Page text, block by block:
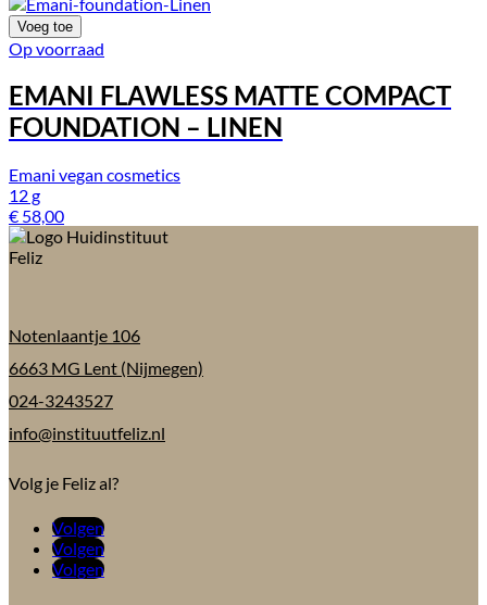
Voeg toe
Op voorraad
EMANI FLAWLESS MATTE COMPACT
FOUNDATION – LINEN
Emani vegan cosmetics
12 g
€ 58,00
Notenlaantje 106
6663 MG Lent (Nijmegen)
024-3243527
info@instituutfeliz.nl
Volg je Feliz al?
Volgen
Volgen
Volgen